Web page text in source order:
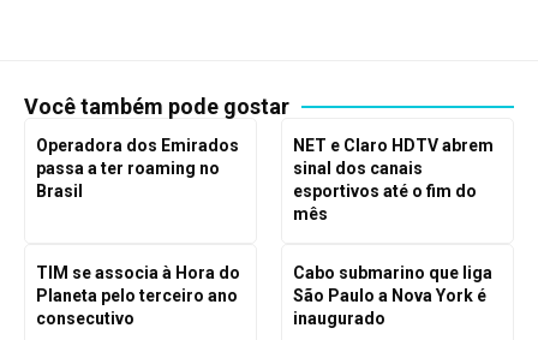
Você também pode gostar
Operadora dos Emirados
passa a ter roaming no
Brasil
NET e Claro HDTV abrem
sinal dos canais
esportivos até o fim do
mês
TIM se associa à Hora do
Planeta pelo terceiro ano
consecutivo
Cabo submarino que liga
São Paulo a Nova York é
inaugurado